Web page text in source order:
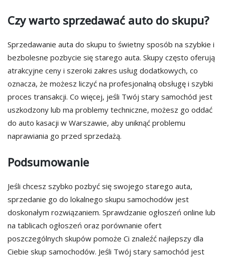
Czy warto sprzedawać auto do skupu?
Sprzedawanie auta do skupu to świetny sposób na szybkie i
bezbolesne pozbycie się starego auta. Skupy często oferują
atrakcyjne ceny i szeroki zakres usług dodatkowych, co
oznacza, że ​​możesz liczyć na profesjonalną obsługę i szybki
proces transakcji. Co więcej, jeśli Twój stary samochód jest
uszkodzony lub ma problemy techniczne, możesz go oddać
do auto kasacji w Warszawie, aby uniknąć problemu
naprawiania go przed sprzedażą.
Podsumowanie
Jeśli chcesz szybko pozbyć się swojego starego auta,
sprzedanie go do lokalnego skupu samochodów jest
doskonałym rozwiązaniem. Sprawdzanie ogłoszeń online lub
na tablicach ogłoszeń oraz porównanie ofert
poszczególnych skupów pomoże Ci znaleźć najlepszy dla
Ciebie skup samochodów. Jeśli Twój stary samochód jest